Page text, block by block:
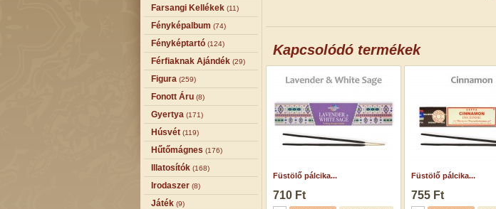
Farsangi Kellékek (11)
Fényképalbum (74)
Fényképtartó (124)
Férfiaknak Ajándék (29)
Figura (259)
Fonott Áru (8)
Gyertya (171)
Húsvét (119)
Hűtőmágnes (176)
Illatosítók (168)
Irodaszer (8)
Játék (9)
Kapcsolódó termékek
Füstölő pálcika...
710 Ft
Füstölő pálcika...
755 Ft